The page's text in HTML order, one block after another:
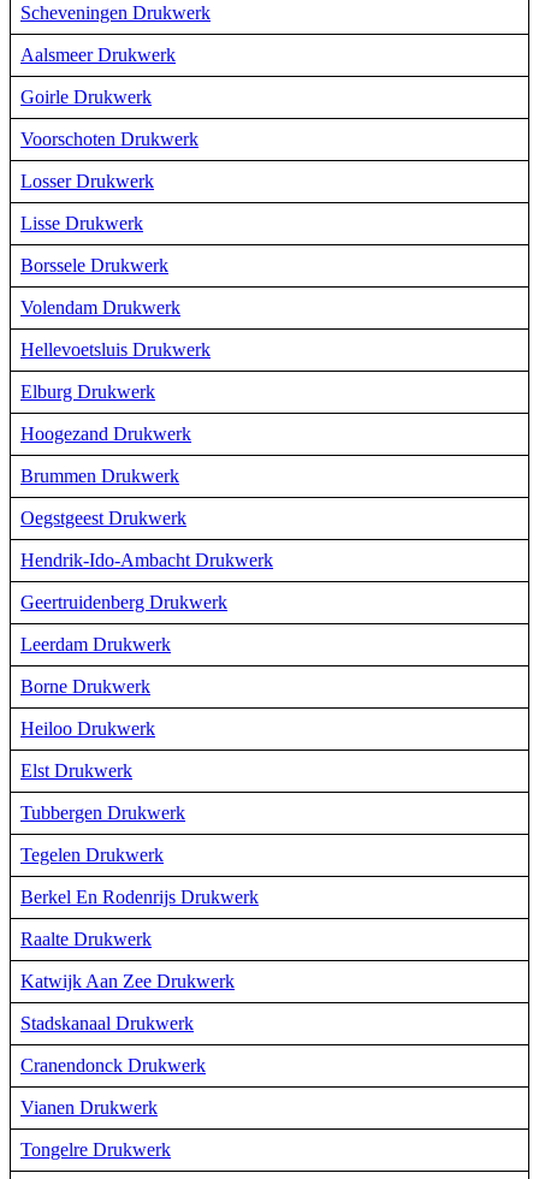
Scheveningen Drukwerk
Aalsmeer Drukwerk
Goirle Drukwerk
Voorschoten Drukwerk
Losser Drukwerk
Lisse Drukwerk
Borssele Drukwerk
Volendam Drukwerk
Hellevoetsluis Drukwerk
Elburg Drukwerk
Hoogezand Drukwerk
Brummen Drukwerk
Oegstgeest Drukwerk
Hendrik-Ido-Ambacht Drukwerk
Geertruidenberg Drukwerk
Leerdam Drukwerk
Borne Drukwerk
Heiloo Drukwerk
Elst Drukwerk
Tubbergen Drukwerk
Tegelen Drukwerk
Berkel En Rodenrijs Drukwerk
Raalte Drukwerk
Katwijk Aan Zee Drukwerk
Stadskanaal Drukwerk
Cranendonck Drukwerk
Vianen Drukwerk
Tongelre Drukwerk